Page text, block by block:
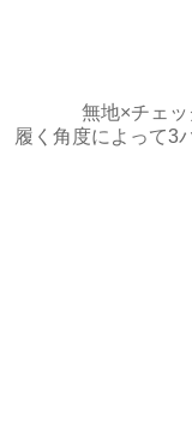
無地×チェッ
履く角度によって3